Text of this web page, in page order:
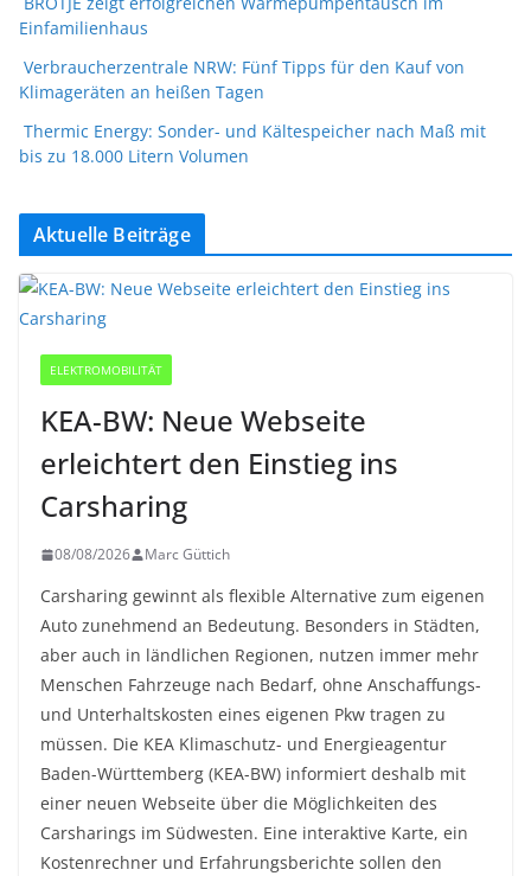
Einfamilienhaus
Verbraucherzentrale NRW: Fünf Tipps für den Kauf von
Klimageräten an heißen Tagen
Thermic Energy: Sonder- und Kältespeicher nach Maß mit
bis zu 18.000 Litern Volumen
Aktuelle Beiträge
ELEKTROMOBILITÄT
KEA-BW: Neue Webseite
erleichtert den Einstieg ins
Carsharing
08/08/2026 Marc Güttich
Carsharing gewinnt als flexible Alternative zum eigenen
Auto zunehmend an Bedeutung. Besonders in Städten,
aber auch in ländlichen Regionen, nutzen immer mehr
Menschen Fahrzeuge nach Bedarf, ohne Anschaffungs-
und Unterhaltskosten eines eigenen Pkw tragen zu
müssen. Die KEA Klimaschutz- und Energieagentur
Baden-Württemberg (KEA-BW) informiert deshalb mit
einer neuen Webseite über die Möglichkeiten des
Carsharings im Südwesten. Eine interaktive Karte, ein
Kostenrechner und Erfahrungsberichte sollen den